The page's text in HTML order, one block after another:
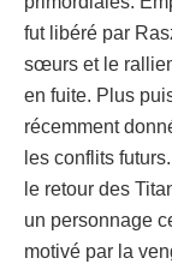
fut libéré par
sœurs et le
en fuite. Plus
récemment
les conflits
le retour des
un personnage
motivé par la